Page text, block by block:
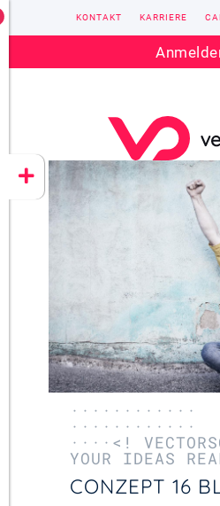
CONZEPT 16
YEET
Kontakt:
KONTAKT KARRIERE
············
············
····<!
YOUR IDEAS
CONZEPT 16